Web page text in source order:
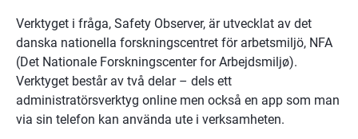
Verktyget i fråga, Safety Observer, är utvecklat av det
danska nationella forskningscentret för arbetsmiljö, NFA
(Det Nationale Forskningscenter for Arbejdsmiljø).
Verktyget består av två delar – dels ett
administratörsverktyg online men också en app som man
via sin telefon kan använda ute i verksamheten.